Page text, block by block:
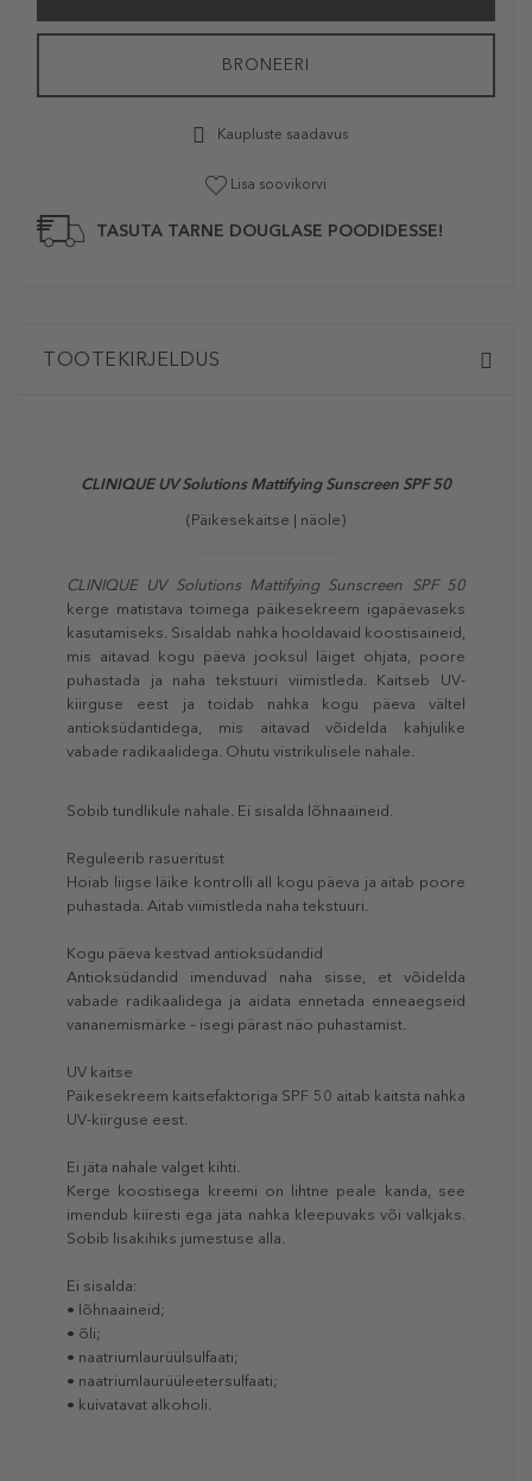
BRONEERI
Kaupluste saadavus
Lisa soovikorvi
TASUTA TARNE DOUGLASE POODIDESSE!
TOOTEKIRJELDUS
CLINIQUE UV Solutions Mattifying Sunscreen SPF 50
(Päikesekaitse | näole)
CLINIQUE UV Solutions Mattifying Sunscreen SPF 50
kerge matistava toimega päikesekreem igapäevaseks
kasutamiseks. Sisaldab nahka hooldavaid koostisaineid,
mis aitavad kogu päeva jooksul läiget ohjata, poore
puhastada ja naha tekstuuri viimistleda. Kaitseb UV-
kiirguse eest ja toidab nahka kogu päeva vältel
antioksüdantidega, mis aitavad võidelda kahjulike
vabade radikaalidega. Ohutu vistrikulisele nahale.
Sobib tundlikule nahale. Ei sisalda lõhnaaineid.
Reguleerib rasueritust
Hoiab liigse läike kontrolli all kogu päeva ja aitab poore
puhastada. Aitab viimistleda naha tekstuuri.
Kogu päeva kestvad antioksüdandid
Antioksüdandid imenduvad naha sisse, et võidelda
vabade radikaalidega ja aidata ennetada enneaegseid
vananemismärke – isegi pärast näo puhastamist.
UV kaitse
Päikesekreem kaitsefaktoriga SPF 50 aitab kaitsta nahka
UV-kiirguse eest.
Ei jäta nahale valget kihti.
Kerge koostisega kreemi on lihtne peale kanda, see
imendub kiiresti ega jäta nahka kleepuvaks või valkjaks.
Sobib lisakihiks jumestuse alla.
Ei sisalda:
• lõhnaaineid;
• õli;
• naatriumlaurüülsulfaati;
• naatriumlaurüüleetersulfaati;
• kuivatavat alkoholi.